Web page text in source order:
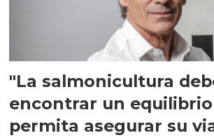
"La salmonicultura
encontrar un
permita asegurar su